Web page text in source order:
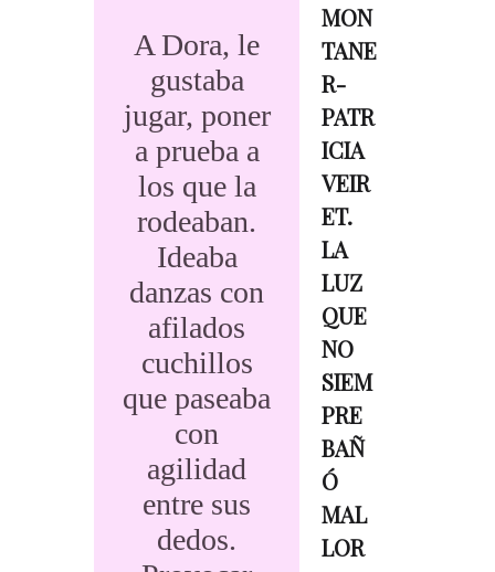
A Dora, le
gustaba
jugar, poner
a prueba a
los que la
rodeaban.
Ideaba
danzas con
afilados
cuchillos
que paseaba
con
agilidad
entre sus
dedos.
MON
TANE
R-
PATR
ICIA
VEIR
ET.
LA
LUZ
QUE
NO
SIEM
PRE
BAÑ
Ó
MAL
LOR